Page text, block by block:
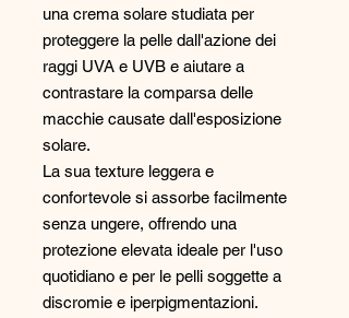
una crema solare studiata per
proteggere la pelle dall'azione dei
raggi UVA e UVB e aiutare a
contrastare la comparsa delle
macchie causate dall'esposizione
solare.
La sua texture leggera e
confortevole si assorbe facilmente
senza ungere, offrendo una
protezione elevata ideale per l'uso
quotidiano e per le pelli soggette a
discromie e iperpigmentazioni.